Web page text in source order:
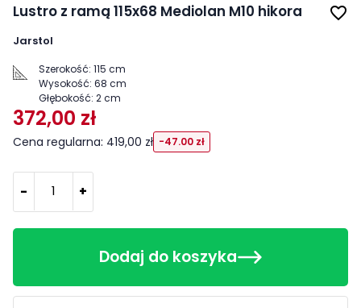
Lustro z ramą 115x68 Mediolan M10 hikora favorite_border
Jarstol
Szerokość: 115 cm
Wysokość: 68 cm
Głębokość: 2 cm
372,00 zł
Cena regularna: 419,00 zł -47.00 zł
- +
Dodaj do koszyka